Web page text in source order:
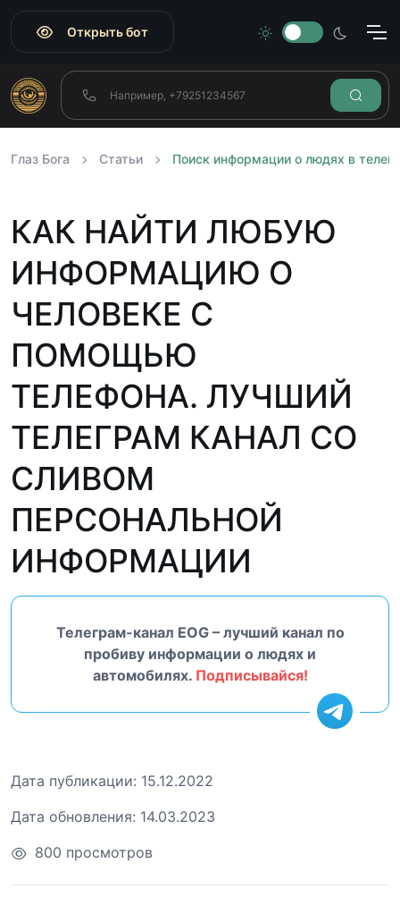
Открыть бот
Глаз Бога Статьи Поиск информации о людях в
КАК НАЙТИ ЛЮБУЮ
ИНФОРМАЦИЮ О
ЧЕЛОВЕКЕ С
ПОМОЩЬЮ
ТЕЛЕФОНА. ЛУЧШИЙ
ТЕЛЕГРАМ КАНАЛ СО
СЛИВОМ
ПЕРСОНАЛЬНОЙ
ИНФОРМАЦИИ
Телеграм-канал EOG – лучший канал по
пробиву информации о людях и
автомобилях. Подписывайся!
Дата публикации: 15.12.2022
Дата обновления: 14.03.2023
800 просмотров